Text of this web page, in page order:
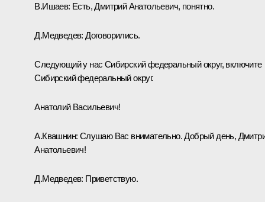
В.Ишаев: Есть, Дмитрий Анатольевич, понятно.
Д.Медведев: Договорились.
Следующий у нас Сибирский федеральный округ, включите
Сибирский федеральный округ.
Анатолий Васильевич!
А.Квашнин: Слушаю Вас внимательно. Добрый день,
Анатольевич!
Д.Медведев: Приветствую.